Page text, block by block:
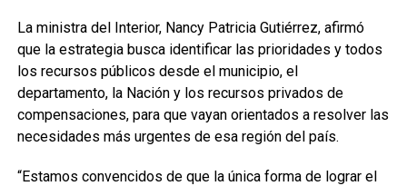
La ministra del Interior, Nancy Patricia Gutiérrez, afirmó
que la estrategia busca identificar las prioridades y todos
los recursos públicos desde el municipio, el
departamento, la Nación y los recursos privados de
compensaciones, para que vayan orientados a resolver las
necesidades más urgentes de esa región del país.
“Estamos convencidos de que la única forma de lograr el